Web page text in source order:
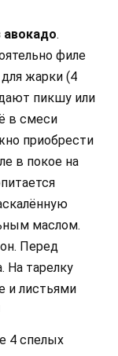
авокадо.
филе
жарки (4
пикшу или
в смеси
приобрести
в покое на
маслом.
Перед
На тарелку
и листьями
4 спелых